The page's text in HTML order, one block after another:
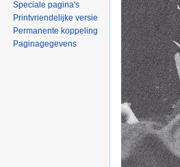
Speciale pagina's
Printvriendelijke versie
Permanente koppeling
Paginagegevens